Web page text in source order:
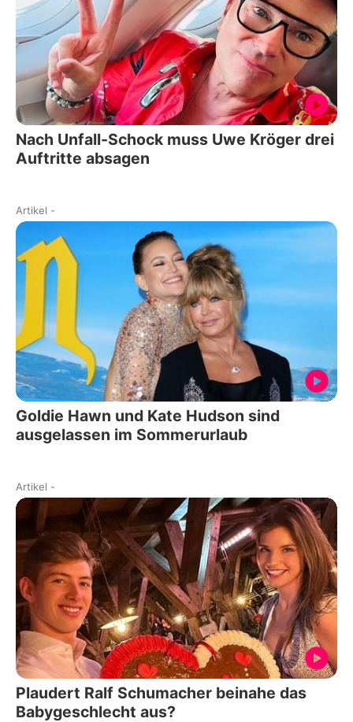
Nach Unfall-Schock muss Uwe Kröger drei
Auftritte absagen
Artikel -
Goldie Hawn und Kate Hudson sind
ausgelassen im Sommerurlaub
Artikel -
Plaudert Ralf Schumacher beinahe das
Babygeschlecht aus?